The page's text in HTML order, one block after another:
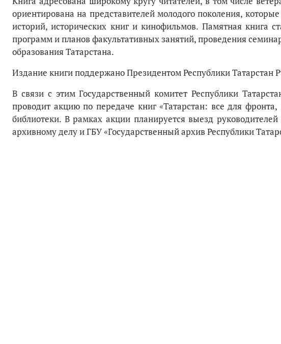
ориентирована на представителей молодого поколения,
историй, исторических книг и кинофильмов. Памятная книга
программ и планов факультативных занятий, проведения
образования Татарстана.
Издание книги поддержано Президентом Республики
В связи с этим Государственный комитет Республики
проводит акцию по передаче книг «Татарстан: все для
библиотеки. В рамках акции планируется выезд
архивному делу и ГБУ «Государственный архив Республики